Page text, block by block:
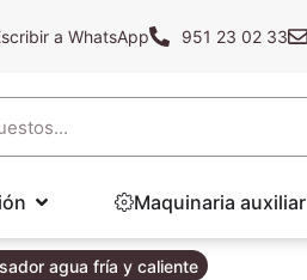
a WhatsApp 951 23 02 33
Maquinaria auxiliar
agua fría y caliente